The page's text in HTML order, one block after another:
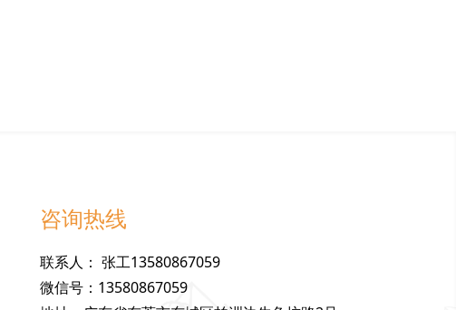
咨询热线
联系人 ：张工13580867059
微信号 ： 13580867059